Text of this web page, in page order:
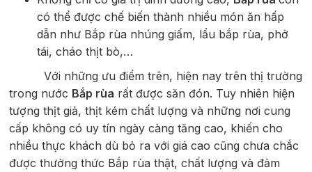
có thể được chế biến thành nhiều món ăn hấp
dẫn như Bắp rùa nhúng giấm, lẩu bắp rùa, phở
tái, cháo thịt bò,…
Với những ưu điểm trên, hiện nay trên thị trường
trong nước Bắp rùa rất được săn đón. Tuy nhiên hiện
tượng thịt giả, thịt kém chất lượng và những nơi cung
cấp không có uy tín ngày càng tăng cao, khiến cho
nhiều thực khách dù bỏ ra với giá cao cũng chưa chắc
được thưởng thức Bắp rùa thật, chất lượng và đảm